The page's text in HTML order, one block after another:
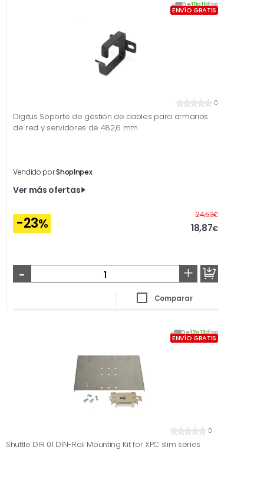
De10a11días
ENVÍO GRATIS
0
Digitus Soporte de gestión de cables para armarios
de red y servidores de 482,6 mm
Vendido porShopInpex
Ver más ofertas
-23%
24,53€Antes
18,87€
- +
Comparar
De12a13días
ENVÍO GRATIS
0
Shuttle DIR 01 DIN-Rail Mounting Kit for XPC slim series